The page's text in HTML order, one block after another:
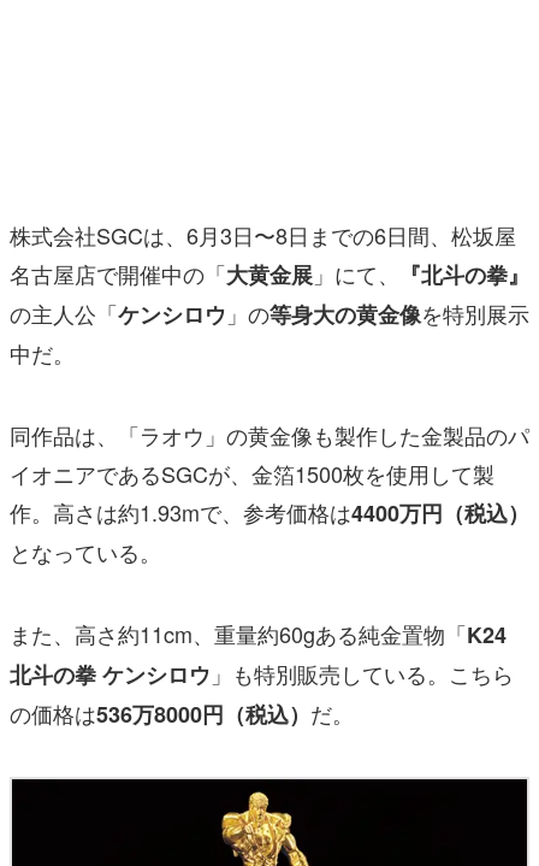
女性向け
アプリレビュー
その他
運営：株式会社マレ
株式会社SGCは、6月3日〜8日までの6日間、松坂屋
名古屋店で開催中の「大黄金展 」にて、
『北斗の拳』
の主人公「ケンシロウ 」の等身大の黄金像を特別展示
中だ。
同作品は、「ラオウ」の黄金像も製作した金製品のパ
イオニアであるSGCが、金箔1500枚を使用して製
作。高さは約1.93mで、参考価格は4400万円（税込）
となっている。
また、高さ約11cm、重量約60gある純金置物「K24
北斗の拳 ケンシロウ 」も特別販売している。こちら
の価格は536万8000円（税込） だ。